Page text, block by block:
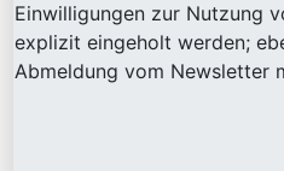
Einwilligungen zur Nutzung
explizit eingeholt werden;
Abmeldung vom Newsletter